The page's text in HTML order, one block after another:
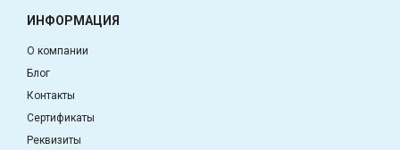
ИНФОРМАЦИЯ
О компании
Блог
Контакты
Сертификаты
Реквизиты